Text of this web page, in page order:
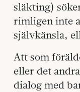
släkting)
rimligen inte
självkänsla,
Att som
eller det
dialog med